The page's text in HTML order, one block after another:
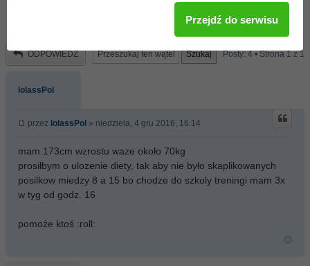
Konkretna dieta na rzezbe
ODPOWIEDZ Posty: 4 • Strona 1 z 1
lolassPol
przez lolassPol » niedziela, 4 gru 2016, 16:14
mam 173cm wzrostu waze około 70kg
prosiłbym o ulozenie diety, tak aby nie było skaplikowanych
posilkow miedzy 8 a 15 bo chodze do szkoly treningi mam 3x
w tyg od godz. 16
pomoże ktoś :roll:
Przejdź do serwisu